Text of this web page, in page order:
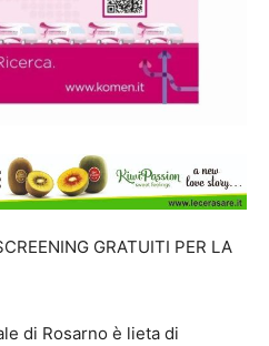
GRATUITI PER LA
di Rosarno è lieta di